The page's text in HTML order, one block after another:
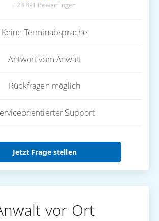
123.891 Bewertungen
Keine Terminabsprache
Antwort vom Anwalt
Rückfragen möglich
Support
Jetzt Frage stellen
vor Ort